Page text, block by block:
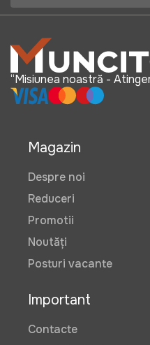
“Misiunea noastră -
Magazin
Despre noi
Reduceri
Promotii
Noutăți
Posturi vacante
Important
Contacte